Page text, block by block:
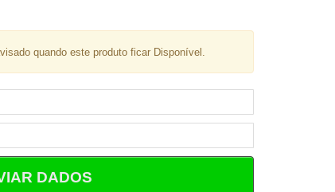
quando este produto ficar Disponível.
DADOS